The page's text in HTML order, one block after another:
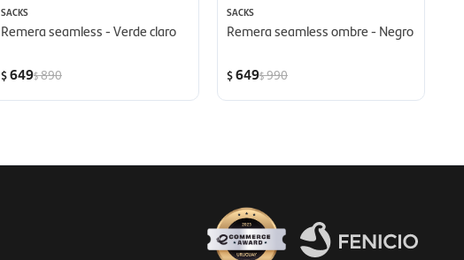
SACKS
Remera seamless - Verde claro
$649$890
SACKS
Remera seamless ombre - Negro
$649$990